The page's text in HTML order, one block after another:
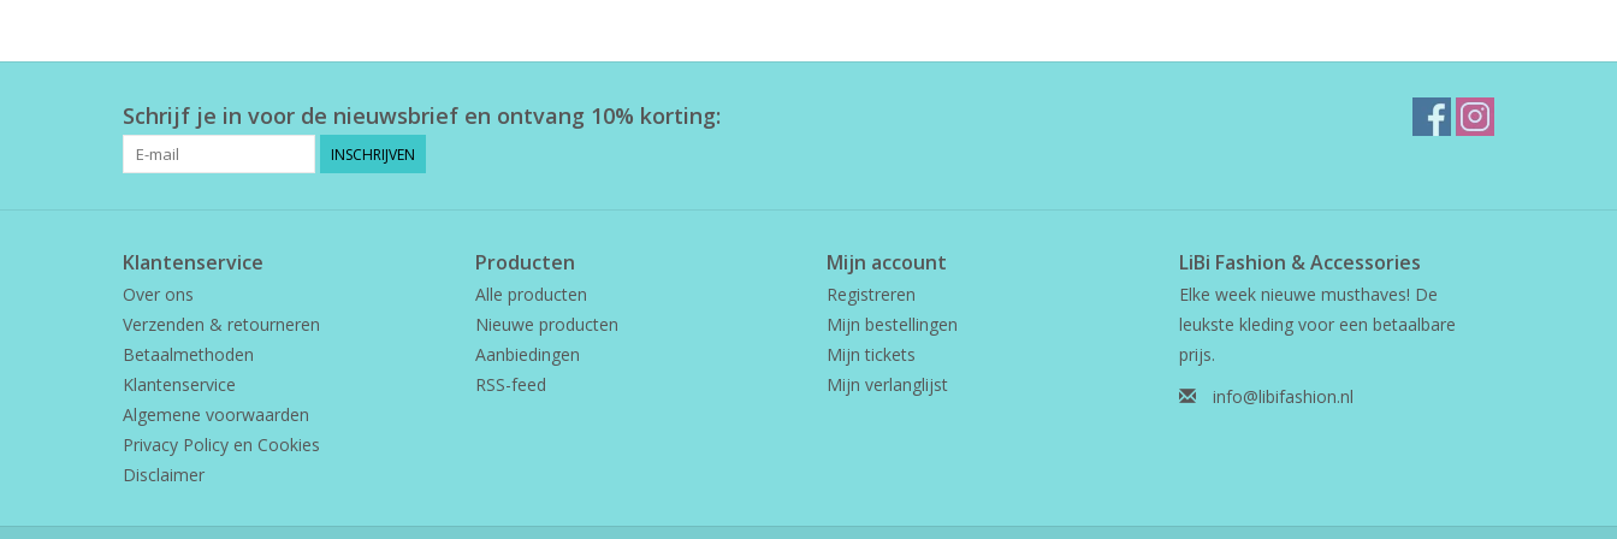
Schrijf je in voor de nieuwsbrief en ontvang 10% korting:
INSCHRIJVEN
Klantenservice
Over ons
Verzenden & retourneren
Betaalmethoden
Klantenservice
Algemene voorwaarden
Privacy Policy en Cookies
Disclaimer
Producten
Alle producten
Nieuwe producten
Aanbiedingen
RSS-feed
Mijn account
Registreren
Mijn bestellingen
Mijn tickets
Mijn verlanglijst
LiBi Fashion & Accessories
Elke week nieuwe musthaves! De
leukste kleding voor een betaalbare
prijs.
info@libifashion.nl